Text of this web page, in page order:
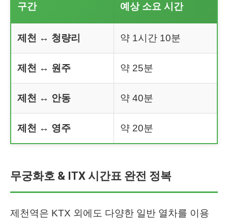
구간 예상 소요 시간
제천 ↔ 청량리 약 1시간 10분
제천 ↔ 원주 약 25분
제천 ↔ 안동 약 40분
제천 ↔ 영주 약 20분
무궁화호 & ITX 시간표 완전 정복
제천역은 KTX 외에도 다양한 일반 열차를 이용